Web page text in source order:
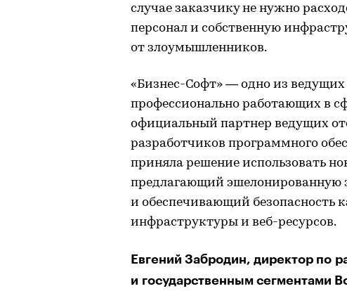
случае заказчику не нужно
персонал и собственную
от злоумышленников.
«Бизнес-Софт» — одно из
профессионально работающих в
официальный партнер ведущих
разработчиков программного
приняла решение использовать
предлагающий эшелонированную
и обеспечивающий безопасность
инфраструктуры и веб-ресурсов.
Евгений Забродин, директор по
и государственным сегментами